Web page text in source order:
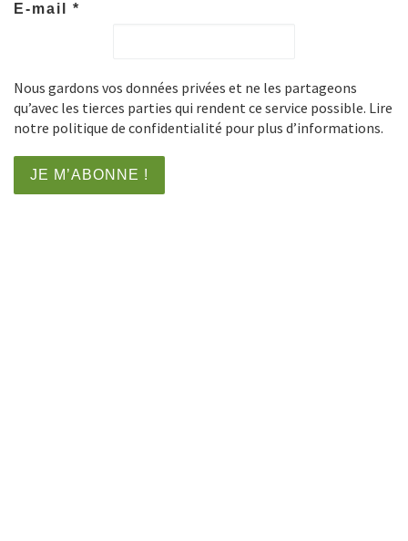
E-mail *
Nous gardons vos données privées et ne les partageons
qu’avec les tierces parties qui rendent ce service possible. Lire
notre politique de confidentialité pour plus d’informations.